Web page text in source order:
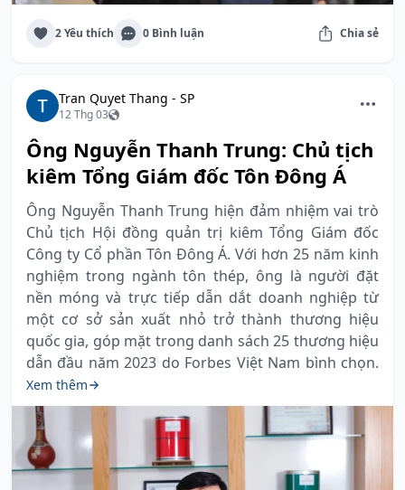
2 Yêu thích 0 Bình luận Chia sẻ
Tran Quyet Thang - SP
12 Thg 03
Ông Nguyễn Thanh Trung: Chủ tịch
kiêm Tổng Giám đốc Tôn Đông Á
Ông Nguyễn Thanh Trung hiện đảm nhiệm vai trò
Chủ tịch Hội đồng quản trị kiêm Tổng Giám đốc
Công ty Cổ phần Tôn Đông Á. Với hơn 25 năm kinh
nghiệm trong ngành tôn thép, ông là người đặt
nền móng và trực tiếp dẫn dắt doanh nghiệp từ
một cơ sở sản xuất nhỏ trở thành thương hiệu
quốc gia, góp mặt trong danh sách 25 thương hiệu
dẫn đầu năm 2023 do Forbes Việt Nam bình chọn.
Xem thêm